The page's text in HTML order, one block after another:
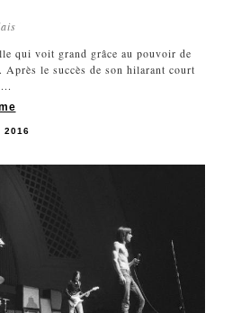
qui voit grand grâce au pouvoir de
le succès de son hilarant court
2016